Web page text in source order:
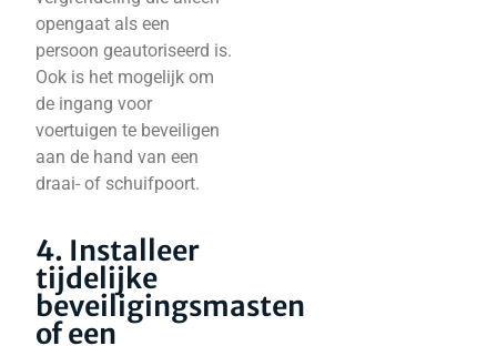
opengaat als een
persoon geautoriseerd is.
Ook is het mogelijk om
de ingang voor
voertuigen te beveiligen
aan de hand van een
draai- of schuifpoort.
4. Installeer
tijdelijke
beveiligingsmasten
of een